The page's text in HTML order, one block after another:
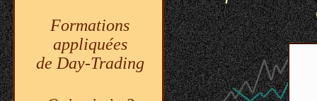
Formations
appliquées
de Day-Trading